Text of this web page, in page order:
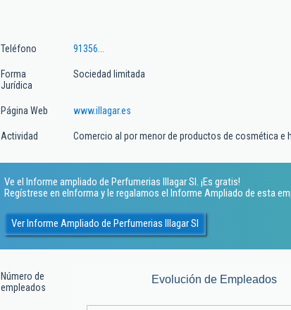
Teléfono 91356...
Forma
Jurídica
Sociedad limitada
Página Web www.illagar.es
Actividad Comercio al por menor de productos de cosmética e
Ve el Informe ampliado de Perfumerias Illagar Sl. ¡Es gratis!
Regístrese en eInforma y le regalamos el Informe Ampliado de esta
Ver Informe Ampliado de Perfumerias Illagar Sl
Número de
empleados
Evolución de Empleados